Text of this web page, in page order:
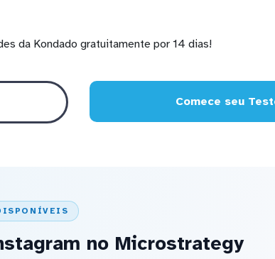
da Kondado gratuitamente por 14 dias!
Comece seu
no Microstrategy